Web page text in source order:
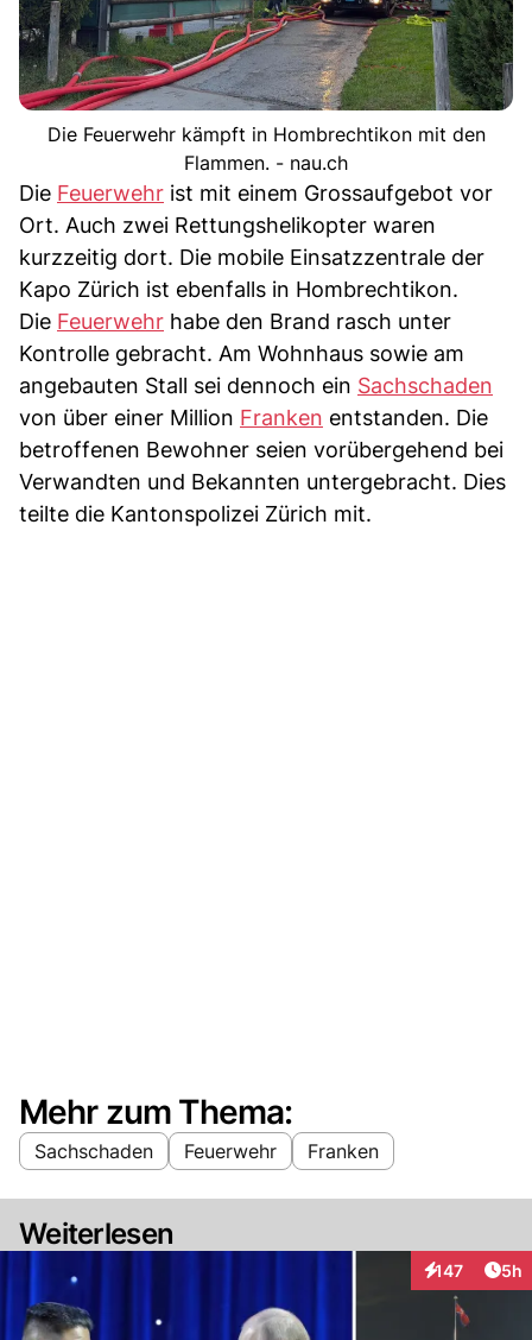
Die Feuerwehr kämpft in Hombrechtikon mit den
Flammen. - nau.ch
Die Feuerwehr ist mit einem Grossaufgebot vor
Ort. Auch zwei Rettungshelikopter waren
kurzzeitig dort. Die mobile Einsatzzentrale der
Kapo Zürich ist ebenfalls in Hombrechtikon.
Die Feuerwehr habe den Brand rasch unter
Kontrolle gebracht. Am Wohnhaus sowie am
angebauten Stall sei dennoch ein Sachschaden
von über einer Million Franken entstanden. Die
betroffenen Bewohner seien vorübergehend bei
Verwandten und Bekannten untergebracht. Dies
teilte die Kantonspolizei Zürich mit.
Mehr zum Thema:
Sachschaden Feuerwehr Franken
Weiterlesen
147
Interaktionen
5h